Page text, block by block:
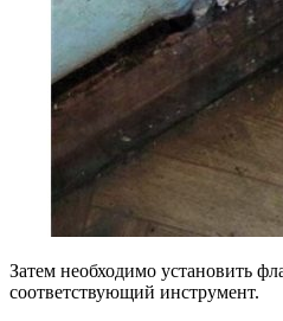
Затем необходимо установить
соответствующий инструмент.